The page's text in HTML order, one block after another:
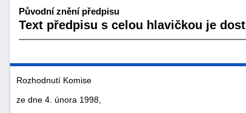
Původní znění předpisu
Text předpisu s celou hlavičkou je
Rozhodnutí Komise
ze dne 4. února 1998,